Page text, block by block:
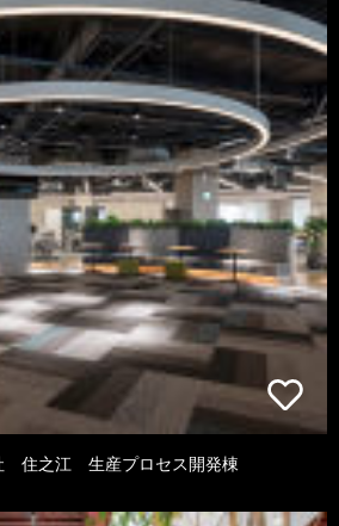
住之江 生産プロセス開発棟